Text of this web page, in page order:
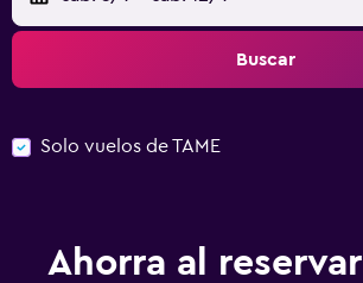
Buscar
Solo vuelos de TAME
Ahorra al reservar